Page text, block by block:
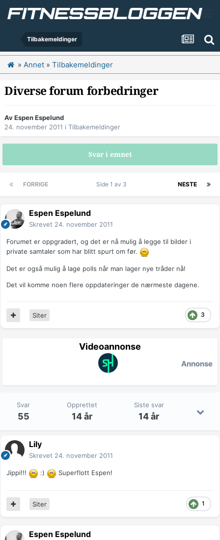
Tilbakemeldinger
» Annet » Tilbakemeldinger
Diverse forum forbedringer
AvEspen Espelund
24. november 2011 i Tilbakemeldinger
Svar i emnet
FORRIGE NESTE
Side 1 av 3
Espen Espelund
Skrevet 24. november 2011
Forumet er oppgradert, og det er nå mulig å legge til bilder i
private samtaler som har blitt spurt om før.
Det er også mulig å lage polls når man lager nye tråder nå!
Det vil komme noen flere oppdateringer de nærmeste dagene.
3
Siter
Videoannonse
Annonse
Svar
55
Opprettet
14 år
Siste svar
14 år
Lily
Skrevet 24. november 2011
Jippi!!! :) Superflott Espen!
1
Siter
Espen Espelund